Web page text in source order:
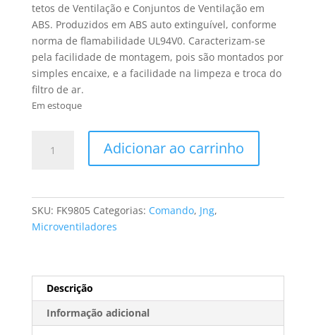
tetos de Ventilação e Conjuntos de Ventilação em
ABS. Produzidos em ABS auto extinguível, conforme
norma de flamabilidade UL94V0. Caracterizam-se
pela facilidade de montagem, pois são montados por
simples encaixe, e a facilidade na limpeza e troca do
filtro de ar.
Em estoque
180X180
JNG)
quantidade
Adicionar ao carrinho
SKU: FK9805 Categorias: Comando, Jng,
Microventiladores
Descrição
Informação adicional